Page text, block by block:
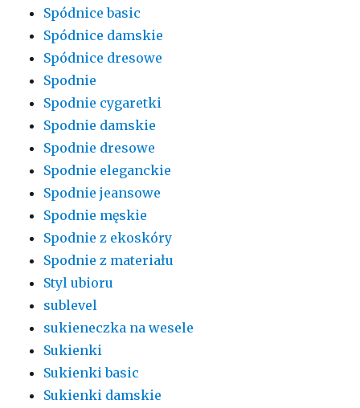
Spódnice basic
Spódnice damskie
Spódnice dresowe
Spodnie
Spodnie cygaretki
Spodnie damskie
Spodnie dresowe
Spodnie eleganckie
Spodnie jeansowe
Spodnie męskie
Spodnie z ekoskóry
Spodnie z materiału
Styl ubioru
sublevel
sukieneczka na wesele
Sukienki
Sukienki basic
Sukienki damskie